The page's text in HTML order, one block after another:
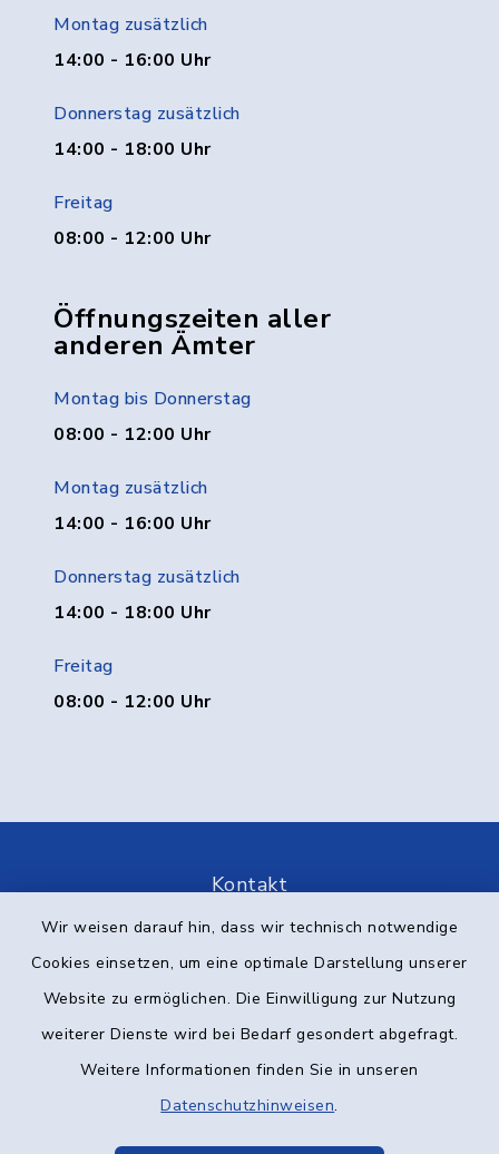
Wir weisen darauf hin, dass wir technisch notwendige
Cookies einsetzen, um eine optimale Darstellung unserer
Website zu ermöglichen. Die Einwilligung zur Nutzung
weiterer Dienste wird bei Bedarf gesondert abgefragt.
Weitere Informationen finden Sie in unseren
Datenschutzhinweisen.
Montag zusätzlich
14:00 - 16:00 Uhr
Donnerstag zusätzlich
14:00 - 18:00 Uhr
Freitag
08:00 - 12:00 Uhr
Öffnungszeiten aller
anderen Ämter
Montag bis Donnerstag
08:00 - 12:00 Uhr
Montag zusätzlich
14:00 - 16:00 Uhr
Donnerstag zusätzlich
14:00 - 18:00 Uhr
Freitag
08:00 - 12:00 Uhr
Kontakt
Barrierefreiheit
Datenschutz
Impressum
Elektronische Kommunikation